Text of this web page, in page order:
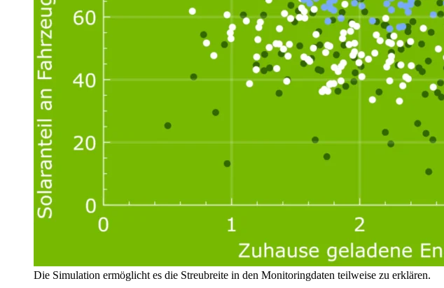
Die Simulation ermöglicht es die Streubreite in den Monitoringdaten teilweise zu erklären.